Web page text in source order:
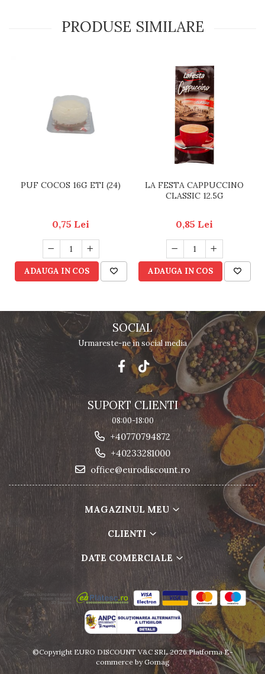
PRODUSE SIMILARE
PUF COCOS 16G ETI (24)
0,75 Lei
ADAUGA IN COS
LA FESTA CAPPUCCINO
CLASSIC 12.5G
0,85 Lei
ADAUGA IN COS
SOCIAL
Urmareste-ne in social media
SUPORT CLIENTI
08:00-18:00
+40770794872
+40233281000
office@eurodiscount.ro
MAGAZINUL MEU
CLIENTI
DATE COMERCIALE
©Copyright EURO DISCOUNT V&C SRL 2026Platforma E-
commerce by Gomag